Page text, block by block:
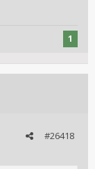
1
#26418